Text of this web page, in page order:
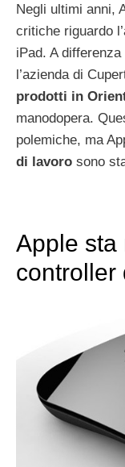
Negli ultimi anni,
critiche riguardo
iPad. A
l’azienda di
prodotti in
manodopera.
polemiche, ma
di lavoro sono
Apple sta
controller